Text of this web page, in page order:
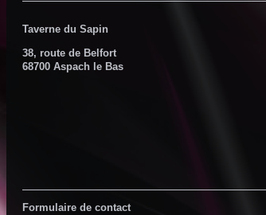
Taverne du Sapin
38, route de Belfort
68700 Aspach le Bas
Formulaire de contact